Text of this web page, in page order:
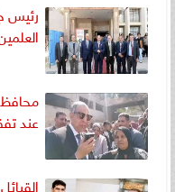
رئيس
عند